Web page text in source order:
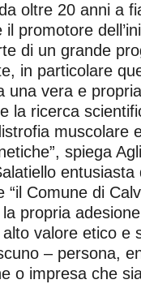
oltre 20 anni a
il promotore
di un grande
in particolare
una vera e
la ricerca
muscolare
spiega
entusiasta
“il Comune di
propria
valore etico e
– persona,
o impresa che